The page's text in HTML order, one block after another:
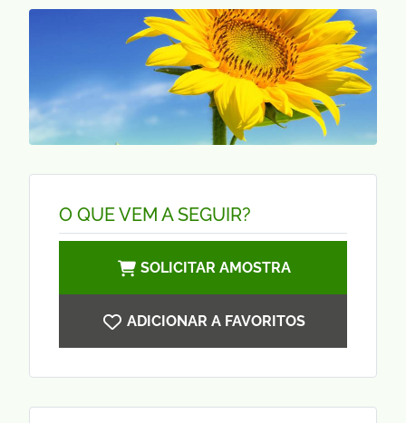
O QUE VEM A SEGUIR?
SOLICITAR AMOSTRA
ADICIONAR A FAVORITOS